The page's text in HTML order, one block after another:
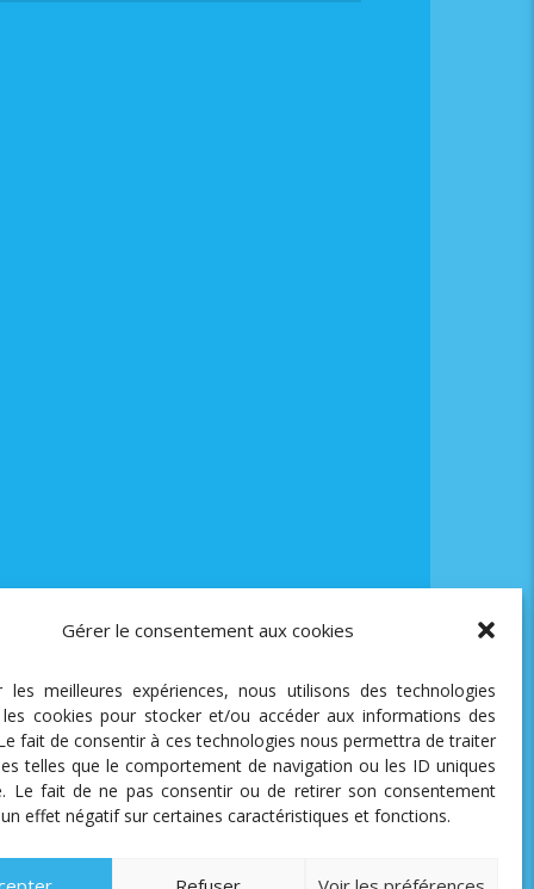
Gérer le consentement aux cookies
les meilleures expériences, nous utilisons des technologies
cookies pour stocker et/ou accéder aux informations des
fait de consentir à ces technologies nous permettra de traiter
telles que le comportement de navigation ou les ID uniques
Le fait de ne pas consentir ou de retirer son consentement
effet négatif sur certaines caractéristiques et fonctions.